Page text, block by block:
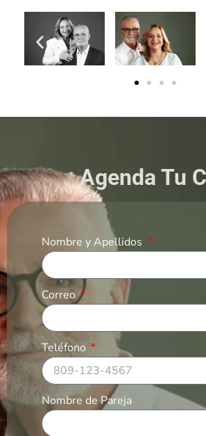
Agenda Tu
Nombre y Apellidos
Correo
Teléfono
Nombre de Pareja